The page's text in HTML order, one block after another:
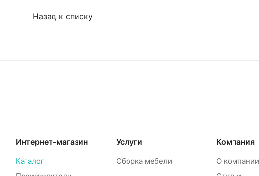
Назад к списку
Интернет-магазин
Каталог
Услуги
Сборка мебели
Компания
О компании